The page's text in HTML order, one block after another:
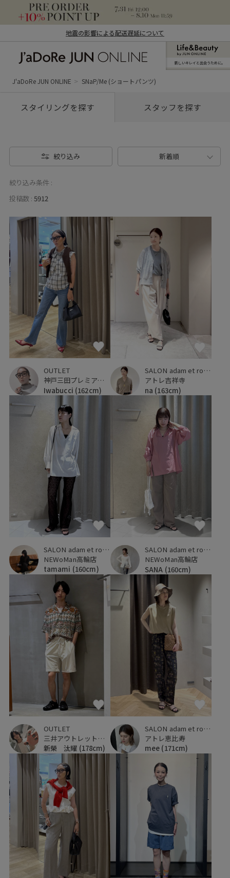
地震の影響による配送遅延について
ン オンライン）
新しいキレイと出合うために。
J'aDoRe JUN ONLINE SNaP/Me (ショートパンツ)
スタイリングを探す スタッフを探す
絞り込み 新着順
絞り込み条件 :
投稿数 : 5912
OUTLET
神戸三田プレミアム・アウトレット
Iwabucci (162cm)
SALON adam et ropé
アトレ吉祥寺
na (163cm)
SALON adam et ropé
NEWoMan高輪店
tamami (160cm)
SALON adam et ropé
NEWoMan高輪店
SANA (160cm)
OUTLET
三井アウトレットパーク 横浜ベイサイド
新榮 汰耀 (178cm)
SALON adam et ropé
アトレ恵比寿
mee (171cm)